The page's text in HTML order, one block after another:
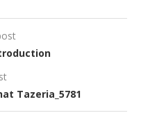
Tazeria_5781